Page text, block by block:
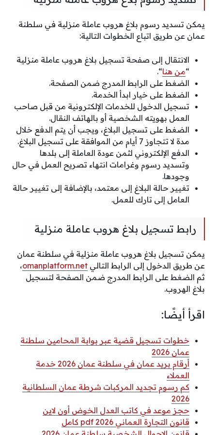
يمكن تسديد رسوم بلاغ هروب عاملة منزلية في سلطنة
عمان عن طريق اتباع الخطوات التالية:
الانتقال إلى صفحة تسجيل بلاغ هروب عاملة منزلية
“من هنا“.
الضغط على الرابط المدرج ضمن الصفحة.
الضغط على خيار ابدأ الخدمة.
تسجيل الدخول للخدمات الإلكترونية من قبل صاحب
العمل بهويته الشخصية أو بالهاتف النقال.
الضغط على تسجيل البلاغ، ويجب أن يتم الدفع خلال
مدة لا تتجاوز 7 أيام من الموافقة على تسجيل البلاغ.
الدفع الإلكتروني لثمن عودة العاملة إلى بلدها
وتسديد رسوم وغرامات انتهاء تصريح العمل في حال
وجودها.
تغيير حالة البلاغ إلى معتمد، بالإضافة إلى تغيير حالة
العامل إلى تارك للعمل.
رابط تسجيل بلاغ هروب عاملة منزلية
يمكن تسجيل بلاغ هروب عاملة منزلية في سلطنة عمان
عن طريق الدخول إلى الرابط التالي omanplatform.net،
ثم الضغط على الرابط المدرج ضمن الصفحة لتسجيل
بلاغ الهروب.
اقرأ أيضًا:
خطوات تسجيل قضية عبر بوابة المحامين سلطنة
عمان 2026
أرقام بريد عمان في سلطنة عمان 2026 خدمة
العملاء
كم رسوم تجديد المركبات شرطة عمان السلطانية
2026
حجز موعد في كاتب العدل الخوض أون لاين
قانون التجارة العماني 2026 pdf كامل